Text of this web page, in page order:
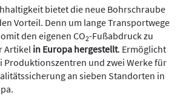
bietet die neue Bohrschraube
Vorteil. Denn um lange Transportwege
den eigenen CO2-Fußabdruck zu
Artikel in Europa hergestellt. Ermöglicht
Produktionszentren und zwei Werke für
an sieben Standorten in